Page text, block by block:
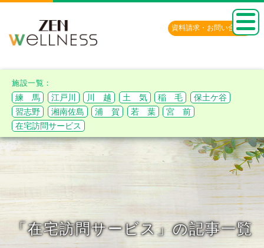
資料請求・ お問い合わせ
練 馬 江戸川 川 越 土 気 稲 毛
保土ケ谷
習志野
湘南佐島 浦 賀 若 葉
宮 前
在宅訪問サービス
「在宅訪問サービス」の記事一覧